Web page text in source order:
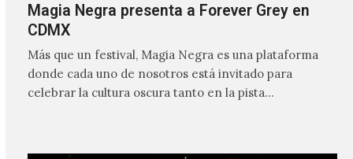
Magia Negra presenta a Forever Grey en
CDMX
Más que un festival, Magia Negra es una plataforma
donde cada uno de nosotros está invitado para
celebrar la cultura oscura tanto en la pista…